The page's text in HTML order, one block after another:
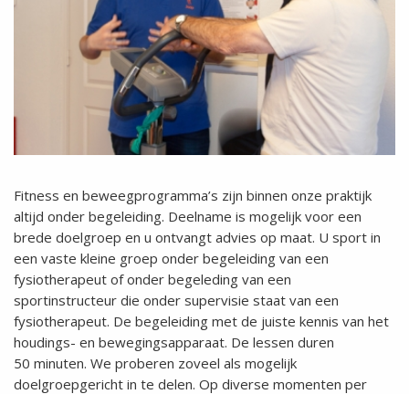
Fitness en beweegprogramma’s zijn binnen onze praktijk
altijd onder begeleiding. Deelname is mogelijk voor een
brede doelgroep en u ontvangt advies op maat. U sport in
een vaste kleine groep onder begeleiding van een
fysiotherapeut of onder begeleding van een
sportinstructeur die onder supervisie staat van een
fysiotherapeut. De begeleiding met de juiste kennis van het
houdings- en bewegingsapparaat. De lessen duren
50 minuten. We proberen zoveel als mogelijk
doelgroepgericht in te delen. Op diverse momenten per